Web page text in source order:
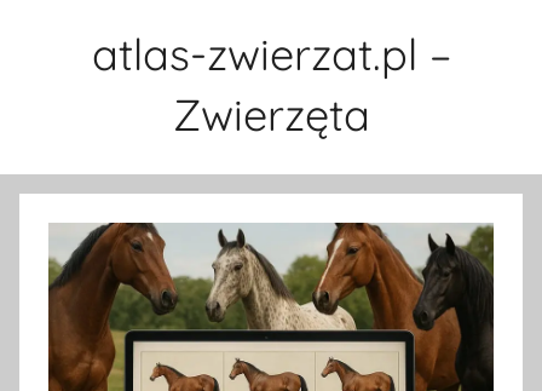
atlas-zwierzat.pl –
Zwierzęta